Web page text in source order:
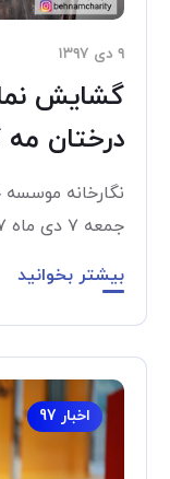
۹ دی ۱۳۹۷
گشایش
درختان مه
نگارخانه
جمعه ۷ دی ماه ۱۳۹۷ میزبان...
بیشتر بخوانید
اخبار 97